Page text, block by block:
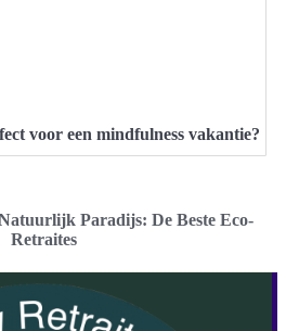
voor een mindfulness vakantie?
Paradijs: De Beste Eco-
Retraites